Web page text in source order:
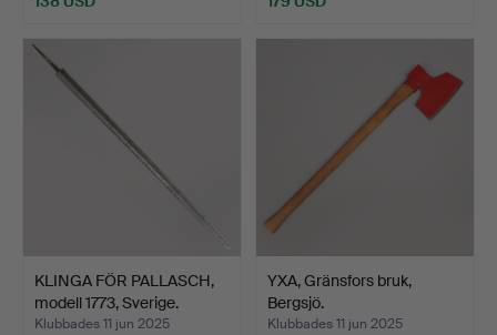
KLINGA FÖR PALLASCH,
modell 1773, Sverige.
Klubbades 11 jun 2025
YXA, Gränsfors bruk,
Bergsjö.
Klubbades 11 jun 2025